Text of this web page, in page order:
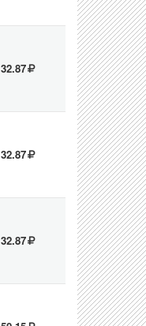
32.87
32.87
32.87